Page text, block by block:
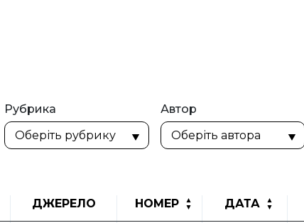
Рубрика Автор
ДЖЕРЕЛО НОМЕР ДАТА